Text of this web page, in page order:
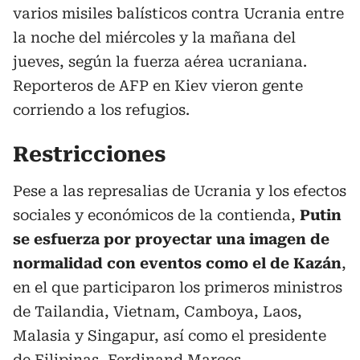
varios misiles balísticos contra Ucrania entre
la noche del miércoles y la mañana del
jueves, según la fuerza aérea ucraniana.
Reporteros de AFP en Kiev vieron gente
corriendo a los refugios.
Restricciones
Pese a las represalias de Ucrania y los efectos
sociales y económicos de la contienda, Putin
se esfuerza por proyectar una imagen de
normalidad con eventos como el de Kazán,
en el que participaron los primeros ministros
de Tailandia, Vietnam, Camboya, Laos,
Malasia y Singapur, así como el presidente